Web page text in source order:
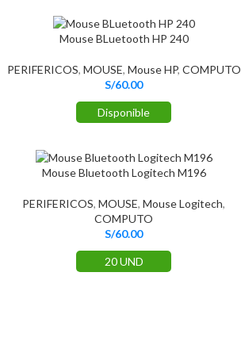
Mouse BLuetooth HP 240
PERIFERICOS, MOUSE, Mouse HP, COMPUTO
S/60.00
Disponible
Mouse Bluetooth Logitech M196
PERIFERICOS,MOUSE,Mouse Logitech,
COMPUTO
S/60.00
20 UND